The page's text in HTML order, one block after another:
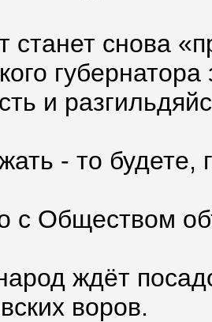
станет снова
и
- то будете,
с Обществом
ждёт
воров.